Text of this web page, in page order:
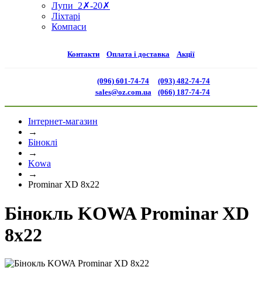
Лупи 2✗-20✗
Ліхтарі
Компаси
Контакти Оплата і доставка Акції
(096) 601-74-74
sales@oz.com.ua
(093) 482-74-74
(066) 187-74-74
Інтернет-магазин
→
Біноклі
→
Kowa
→
Prominar XD 8x22
Бінокль KOWA Prominar XD
8x22